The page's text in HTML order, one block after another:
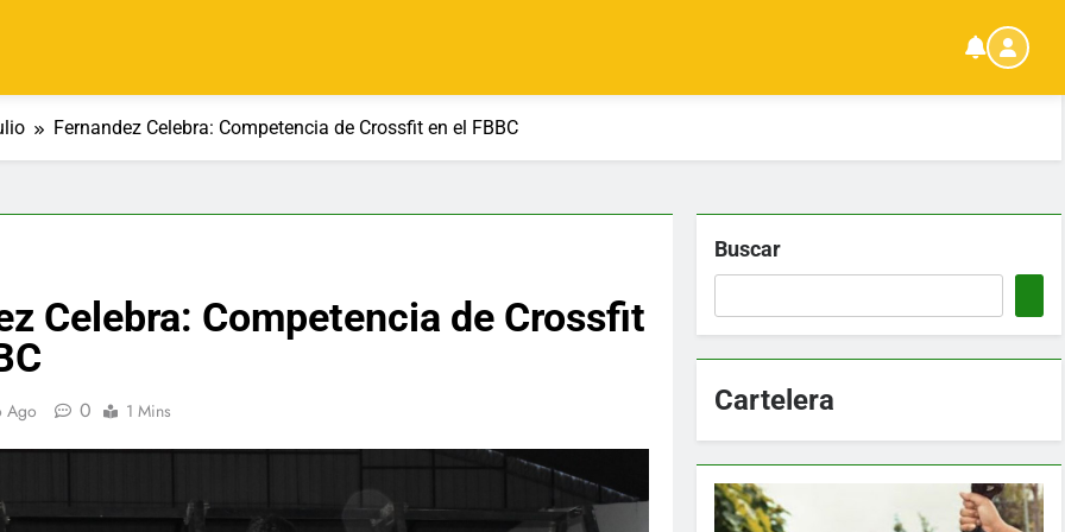
Fernandez Celebra: Competencia de Crossfit en el FBBC
Celebra: Competencia de Crossfit
Ago 0 1 Mins
Buscar
Cartelera